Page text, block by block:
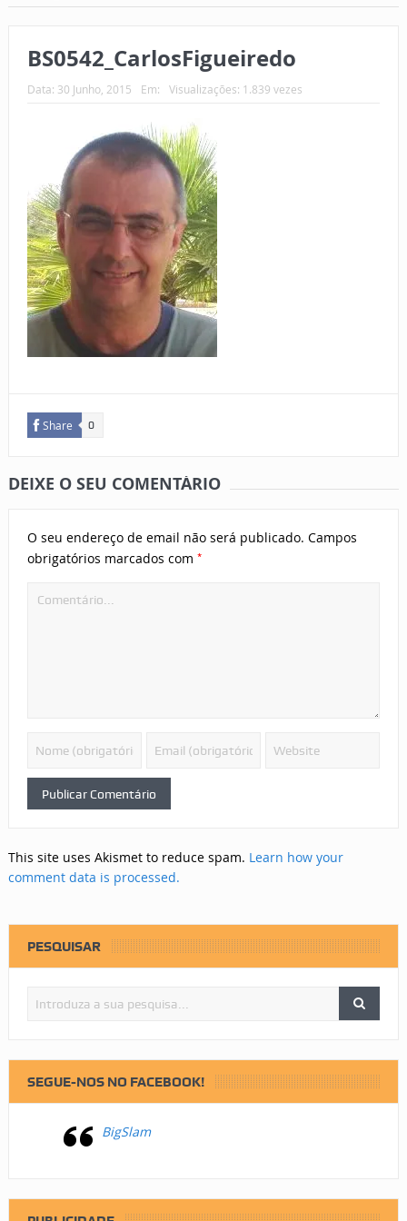
BS0542_CarlosFigueiredo
Data: 30 Junho, 2015 Em: Visualizações: 1.839 vezes
Share 0
DEIXE O SEU COMENTÁRIO
O seu endereço de email não será publicado. Campos
obrigatórios marcados com *
This site uses Akismet to reduce spam. Learn how your
comment data is processed.
PESQUISAR
SEGUE-NOS NO FACEBOOK!
BigSlam